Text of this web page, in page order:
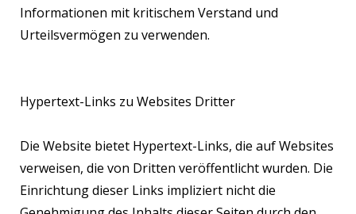
Informationen mit kritischem Verstand und
Urteilsvermögen zu verwenden.
Hypertext-Links zu Websites Dritter
Die Website bietet Hypertext-Links, die auf Websites
verweisen, die von Dritten veröffentlicht wurden. Die
Einrichtung dieser Links impliziert nicht die